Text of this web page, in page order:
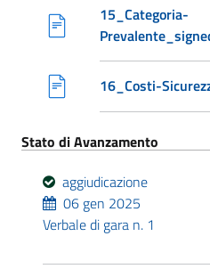
15_Categoria-
16_Costi-
Stato di Avanzamento
aggiudicazione
06 gen 2025
Verbale di gara n. 1